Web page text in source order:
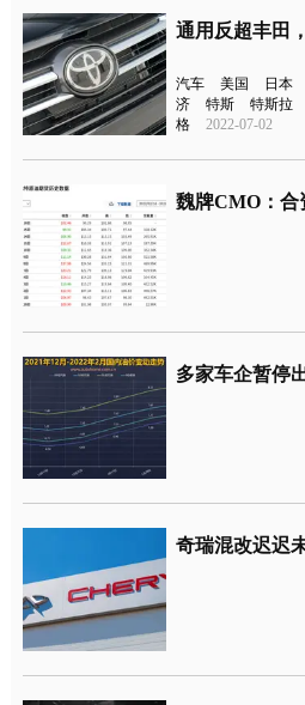
通用反超丰田
汽车 美国 日本
济
特斯 特斯拉
格
2022-07-02
魏牌CMO：合